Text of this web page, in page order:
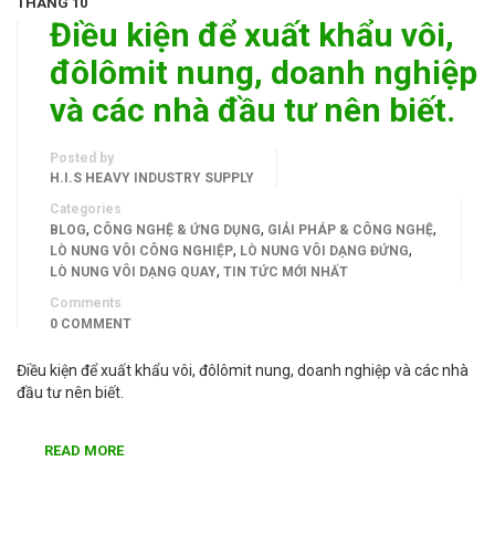
Điều kiện để xuất khẩu vôi,
đôlômit nung, doanh nghiệp
và các nhà đầu tư nên biết.
Posted by
H.I.S HEAVY INDUSTRY SUPPLY
Categories
BLOG, CÔNG NGHỆ & ỨNG DỤNG, GIẢI PHÁP & CÔNG NGHỆ,
LÒ NUNG VÔI CÔNG NGHIỆP, LÒ NUNG VÔI DẠNG ĐỨNG,
LÒ NUNG VÔI DẠNG QUAY, TIN TỨC MỚI NHẤT
Comments
0 COMMENT
Điều kiện để xuất khẩu vôi, đôlômit nung, doanh nghiệp và các nhà
đầu tư nên biết.
READ MORE